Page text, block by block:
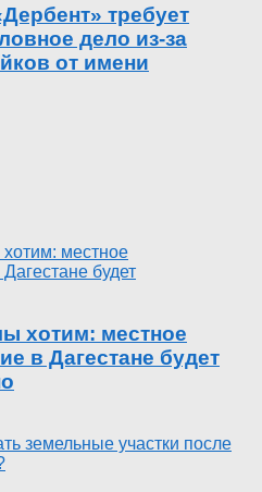
требует
дело из-за
от имени
хотим: местное
в Дагестане будет